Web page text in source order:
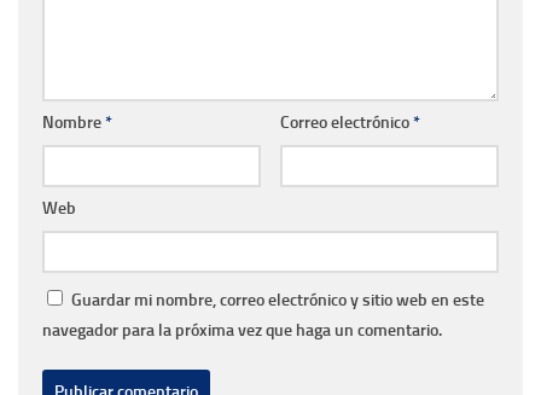
Nombre* Correo electrónico*
Web
Guardar mi nombre, correo electrónico y sitio web en este
navegador para la próxima vez que haga un comentario.